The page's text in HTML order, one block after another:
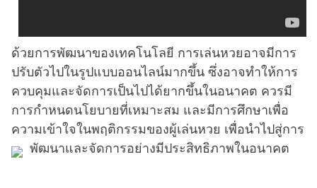
ด้วยการพัฒนาของเทคโนโลยี การเล่นหวยอาจมีการ
ปรับตัวไปในรูปแบบออนไลน์มากขึ้น ซึ่งอาจทำให้การ
ควบคุมและจัดการเป็นไปได้ยากขึ้นในอนาคต ควรมี
การกำหนดนโยบายที่เหมาะสม และมีการศึกษาเพื่อ
ความเข้าใจในพฤติกรรมของผู้เล่นหวย เพื่อนำไปสู่การ
พัฒนาและจัดการอย่างมีประสิทธิภาพในอนาคต